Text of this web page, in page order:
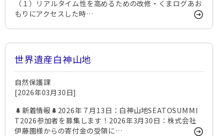
（１）リアルタイム性を高めるための改修・くまログあお
もりにアクセスした時…
世界遺産白神山地
自然保護課
[2026年03月30日]
🌲新着情報🌲2026年７月13日：白神山地SEATOSUMMI
T2026参加者を募集します！2026年3月30日：株式会社
伊藤園様からの寄付金の受領に…